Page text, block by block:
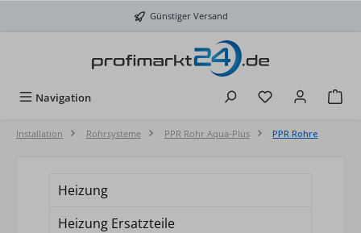
Günstiger Versand
Navigation Du hast 0
Installation Rohrsysteme PPR Rohr Aqua-Plus PPR Rohre
Heizung
Heizung Ersatzteile